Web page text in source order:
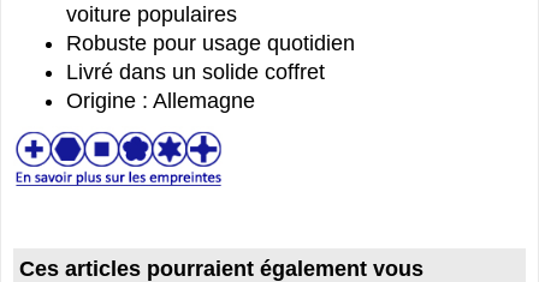
voiture populaires
Robuste pour usage quotidien
Livré dans un solide coffret
Origine : Allemagne
Ces articles pourraient également vous